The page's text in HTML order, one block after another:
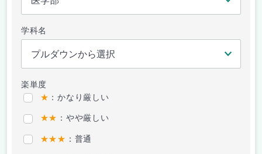
学科名
楽単度
★ ：かなり厳しい
★★ ：やや厳しい
★★★ ：普通